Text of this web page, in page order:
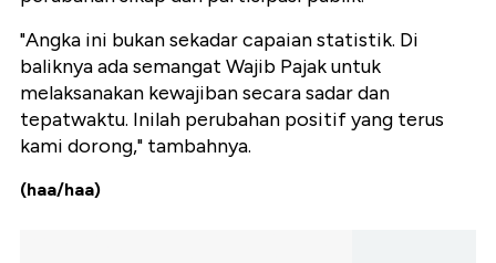
"Angka ini bukan sekadar capaian statistik. Di
baliknya ada semangat Wajib Pajak untuk
melaksanakan kewajiban secara sadar dan
tepatwaktu. Inilah perubahan positif yang terus
kami dorong," tambahnya.
(haa/haa)